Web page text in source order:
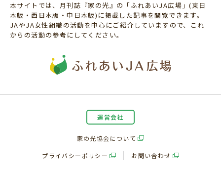
本サイトでは、月刊誌『家の光』の「ふれあいJA広場」(東日
本版・西日本版・中日本版)に掲載した記事を閲覧できます。
JAやJA女性組織の活動を中心にご紹介していますので、これ
からの活動の参考にしてください。
運営会社
家の光協会について
プライバシーポリシー お問い合わせ